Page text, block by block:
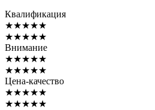
Квалификация
★★★★★
★★★★★
Внимание
★★★★★
★★★★★
Цена-качество
★★★★★
★★★★★